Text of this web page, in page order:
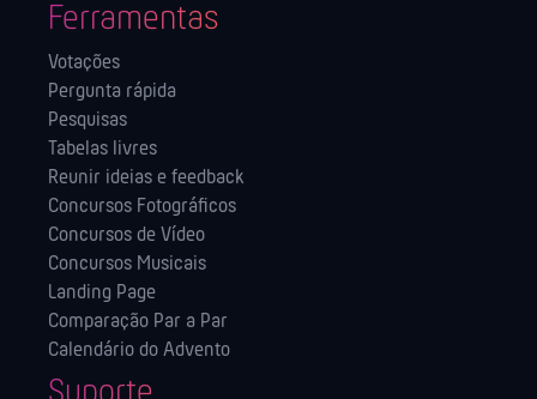
Ferramentas
Votações
Pergunta rápida
Pesquisas
Tabelas livres
Reunir ideias e feedback
Concursos Fotográficos
Concursos de Vídeo
Concursos Musicais
Landing Page
Comparação Par a Par
Calendário do Advento